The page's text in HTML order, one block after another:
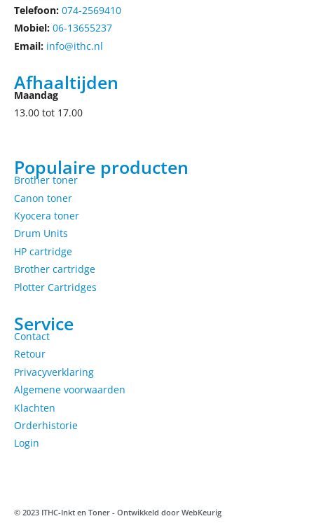
Telefoon: 074-2569410
Mobiel: 06-13655237
Email: info@ithc.nl
Afhaaltijden
Maandag
13.00 tot 17.00
Populaire producten
Brother toner
Canon toner
Kyocera toner
Drum Units
HP cartridge
Brother cartridge
Plotter Cartridges
Service
Contact
Retour
Privacyverklaring
Algemene voorwaarden
Klachten
Orderhistorie
Login
© 2023 ITHC-Inkt en Toner - Ontwikkeld door WebKeurig